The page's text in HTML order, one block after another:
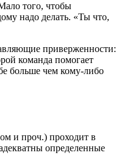
того, чтобы
надо делать. «Ты что,
приверженности:
команда помогает
больше чем кому-либо
и проч.) проходит в
определенные